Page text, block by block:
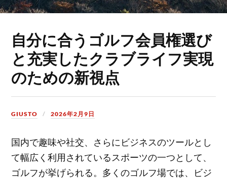
自分に合うゴルフ会員権選び
と充実したクラブライフ実現
のための新視点
GIUSTO 2026年2月9日
国内で趣味や社交、さらにビジネスのツールとし
て幅広く利用されているスポーツの一つとして、
ゴルフが挙げられる。 多くのゴルフ場では、ビジ